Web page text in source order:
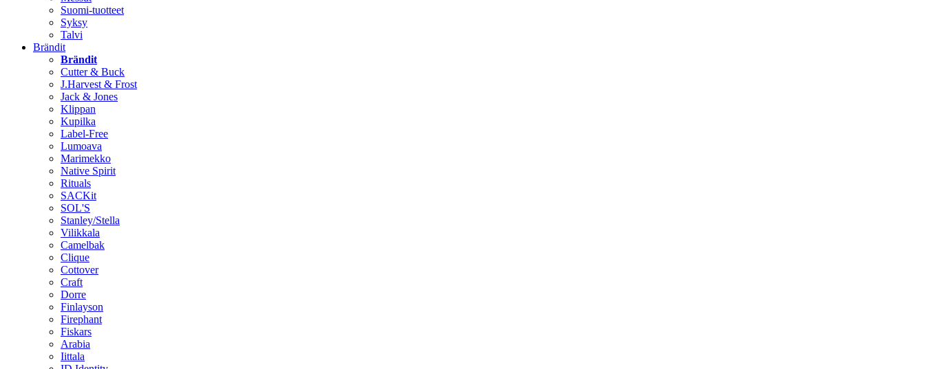
Suomi-tuotteet
Syksy
Talvi
Brändit
Brändit
Cutter & Buck
J.Harvest & Frost
Jack & Jones
Klippan
Kupilka
Label-Free
Lumoava
Marimekko
Native Spirit
Rituals
SACKit
SOL'S
Stanley/Stella
Vilikkala
Camelbak
Clique
Cottover
Craft
Dorre
Finlayson
Firephant
Fiskars
Arabia
Iittala